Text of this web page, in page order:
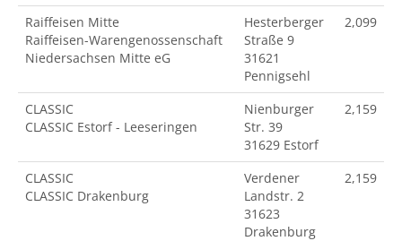
Raiffeisen Mitte
Raiffeisen-Warengenossenschaft
Niedersachsen Mitte eG
Hesterberger
Straße 9
31621
Pennigsehl
2,099
CLASSIC
CLASSIC Estorf - Leeseringen
Nienburger
Str. 39
31629 Estorf
2,159
CLASSIC
CLASSIC Drakenburg
Verdener
Landstr. 2
31623
Drakenburg
2,159